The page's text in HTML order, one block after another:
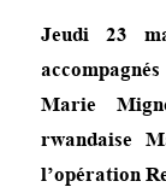
Jeudi 23
Marie
rwandaise
l’opération